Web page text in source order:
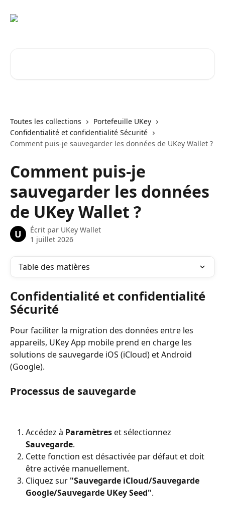
Toutes les collections
Portefeuille UKey
Confidentialité et confidentialité Sécurité
Comment puis-je sauvegarder les données de UKey Wallet ?
Comment puis-je
sauvegarder les données
de UKey Wallet ?
U Écrit par UKey Wallet
1 juillet 2026
Table des matières
Confidentialité et confidentialité
Sécurité
Pour faciliter la migration des données entre les
appareils, UKey App mobile prend en charge les
solutions de sauvegarde iOS (iCloud) et Android
(Google).
Processus de sauvegarde
Accédez à Paramètres et sélectionnez
Sauvegarde.
Cette fonction est désactivée par défaut et doit
être activée manuellement.
Cliquez sur "Sauvegarde iCloud/Sauvegarde
Google/Sauvegarde UKey Seed".